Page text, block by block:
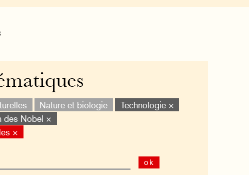
Nature et biologie
Technologie ×
des Nobel ×
×
ok